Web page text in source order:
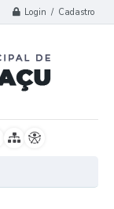
Login / Cadastro